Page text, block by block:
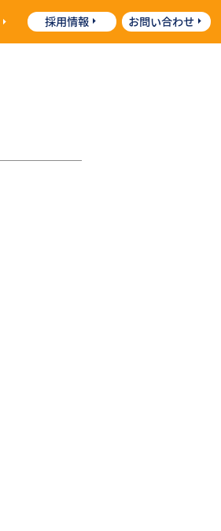
採用情報 お問い合わせ